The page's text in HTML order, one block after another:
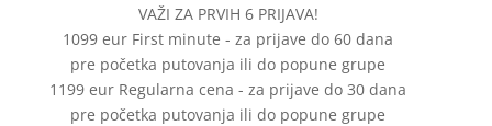
VAŽI ZA PRVIH 6 PRIJAVA!
1099 eur First minute - za prijave do 60 dana
pre početka putovanja ili do popune grupe
1199 eur Regularna cena - za prijave do 30 dana
pre početka putovanja ili do popune grupe